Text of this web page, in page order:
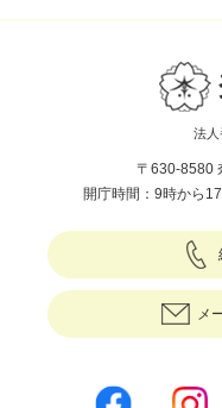
法人
〒630-8580
開庁時間：9時から
メ